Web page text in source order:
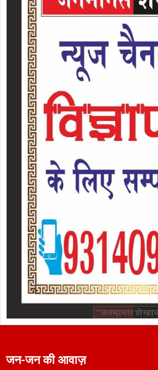
जन-जन की आवाज़